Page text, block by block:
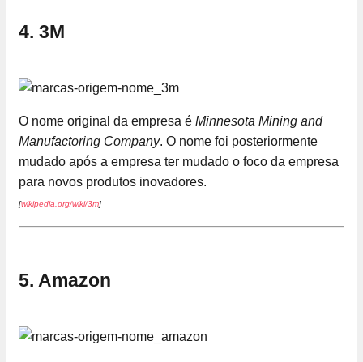
4. 3M
O nome original da empresa é Minnesota Mining and
Manufactoring Company. O nome foi posteriormente
mudado após a empresa ter mudado o foco da empresa
para novos produtos inovadores.
[wikipedia.org/wiki/3m]
5. Amazon